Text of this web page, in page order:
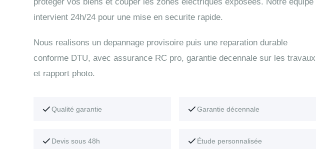
intervient 24h/24 pour une mise en securite rapide.
Nous realisons un depannage provisoire puis une reparation durable
conforme DTU, avec assurance RC pro, garantie decennale sur les travaux
et rapport photo.
Qualité garantie Garantie décennale
Devis sous 48h Étude personnalisée